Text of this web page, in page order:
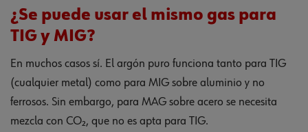
¿Se puede usar el mismo gas para
TIG y MIG?
En muchos casos sí. El argón puro funciona tanto para TIG
(cualquier metal) como para MIG sobre aluminio y no
ferrosos. Sin embargo, para MAG sobre acero se necesita
mezcla con CO₂, que no es apta para TIG.